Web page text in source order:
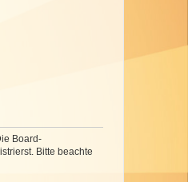
Board-
Bitte beachte